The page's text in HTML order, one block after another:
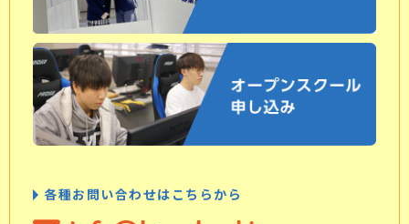
各種お問い合わせはこちらから